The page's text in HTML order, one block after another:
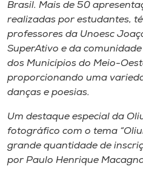
Selecione
o idioma
A-
Brasil. Mais de 50
realizadas por estudantes,
professores da Unoesc
SuperAtivo e da
dos Municípios do Meio-
proporcionando uma
danças e poesias.
Um destaque especial da
fotográfico com o tema
grande quantidade de
por Paulo Henrique